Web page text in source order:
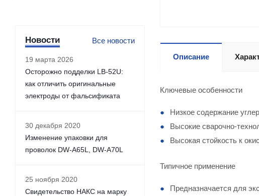
Описание
Ключевые особенности
Низкое содержание
Высокие сварочно-
Высокая стойкость к
Типичное применение
Предназначается для
Новости Все новости
19 марта 2026
Осторожно подделки LB-52U:
как отличить оригинальные
электроды от фальсификата
30 декабря 2020
Изменение упаковки для
проволок DW-A65L, DW-A70L
25 ноября 2020
Свидетельство НАКС на марку